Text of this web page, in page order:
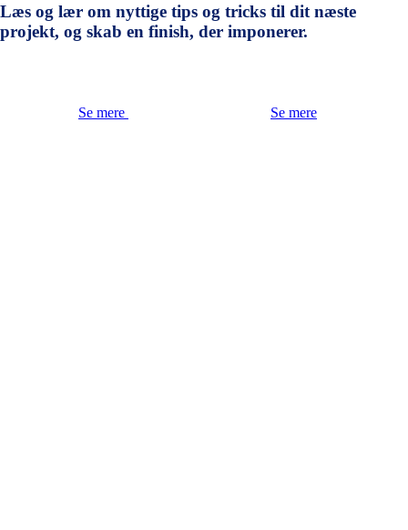
Læs og lær om nyttige tips og tricks til dit næste
projekt, og skab en finish, der imponerer.
Se mere Se mere